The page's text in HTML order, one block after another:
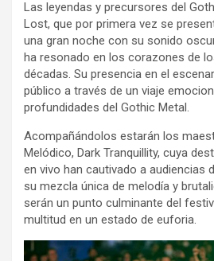
Las leyendas y precursores del
Lost, que por primera vez se
una gran noche con su sonido
ha resonado en los corazones de
décadas. Su presencia en el
público a través de un viaje
profundidades del Gothic Metal.
Acompañándolos estarán los
Melódico, Dark Tranquillity, cuya
en vivo han cautivado a audiencias
su mezcla única de melodía y
serán un punto culminante del
multitud en un estado de euforia.